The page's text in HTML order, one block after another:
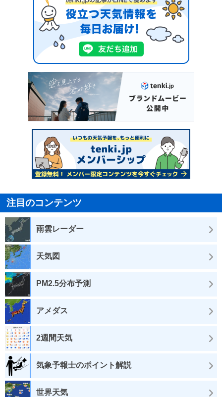
注目のコンテンツ
雨雲レーダー
天気図
PM2.5分布予測
アメダス
2週間天気
気象予報士のポイント解説
世界天気